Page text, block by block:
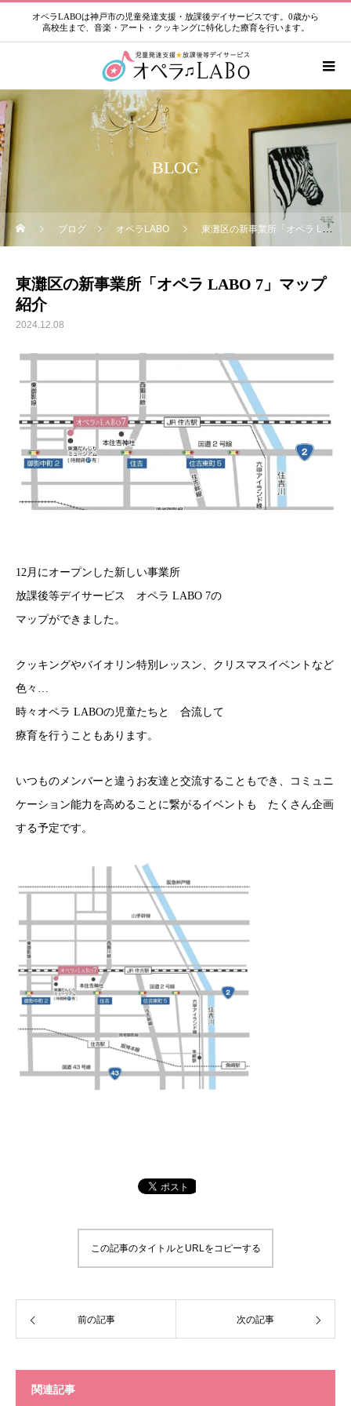
オペラLABOは神戸市の児童発達支援・放課後デイサービスです。0歳から
高校生まで、音楽・アート・クッキングに特化した療育を行います。
BLOG
ブログ オペラLABO 東灘区の新事業所「オペラ LABO 7」マップ紹介
東灘区の新事業所「オペラ LABO 7」マップ
紹介
2024.12.08
12月にオープンした新しい事業所
放課後等デイサービス オペラ LABO 7の
マップができました。
クッキングやバイオリン特別レッスン、クリスマスイベントなど
色々…
時々オペラ LABOの児童たちと 合流して
療育を行うこともあります。
いつものメンバーと違うお友達と交流することもでき、コミュニ
ケーション能力を高めることに繋がるイベントも たくさん企画
する予定です。
この記事のタイトルとURLをコピーする
前の記事 次の記事
関連記事